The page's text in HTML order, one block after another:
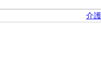
介